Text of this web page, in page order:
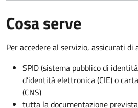
Cosa serve
Per accedere al servizio, assicurati di
SPID (sistema pubblico di
d’identità elettronica (CIE) o
(CNS)
tutta la documentazione